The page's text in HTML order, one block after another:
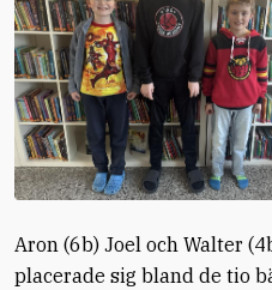
Aron (6b) Joel och Walter
placerade sig bland de tio